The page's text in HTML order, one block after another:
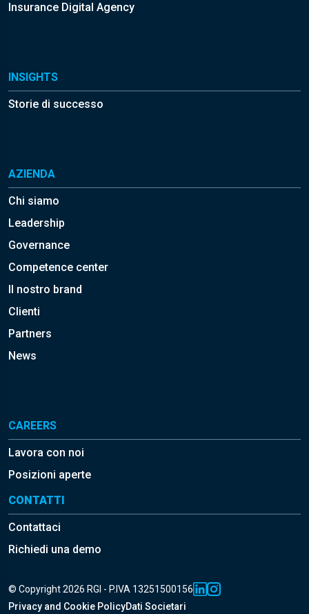
Insurance Digital Agency
INSIGHTS
Storie di successo
AZIENDA
Chi siamo
Leadership
Governance
Competence center
Il nostro brand
Clienti
Partners
News
CAREERS
Lavora con noi
Posizioni aperte
CONTATTI
Contattaci
Richiedi una demo
© Copyright 2026 RGI - P.IVA 13251500156
Privacy and Cookie PolicyDati Societari